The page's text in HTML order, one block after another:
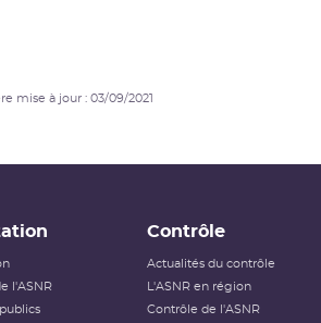
mise à jour : 03/09/2021
l'ASNR
publics
Contrôle
Actualités du contrôle
L'ASNR en région
Contrôle de l'ASNR